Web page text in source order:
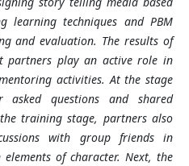
learning techniques and PBM
and evaluation. The results of
partners play an active role in
activities. At the stage
asked questions and shared
training stage, partners also
with group friends in
of character. Next, the